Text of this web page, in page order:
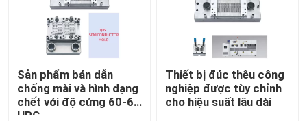
Sản phẩm bán dẫn
chống mài và hình dạng
chết với độ cứng 60-65
HRC
Thiết bị đúc thêu công
nghiệp được tùy chỉnh
cho hiệu suất lâu dài